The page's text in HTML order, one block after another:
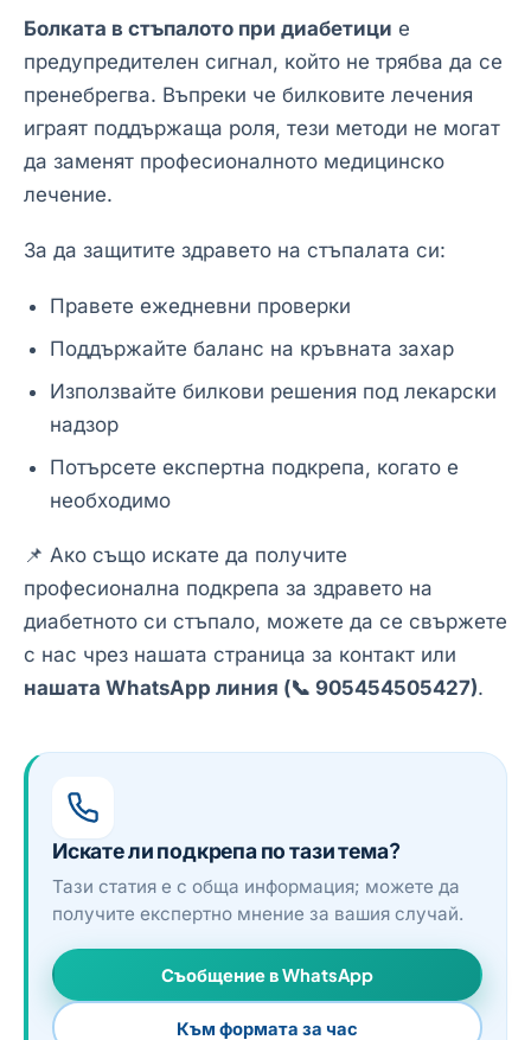
Болката в стъпалото при диабетици е
предупредителен сигнал, който не трябва да се
пренебрегва. Въпреки че билковите лечения
играят поддържаща роля, тези методи не могат
да заменят професионалното медицинско
лечение.
За да защитите здравето на стъпалата си:
Правете ежедневни проверки
Поддържайте баланс на кръвната захар
Използвайте билкови решения под лекарски
надзор
Потърсете експертна подкрепа, когато е
необходимо
📌 Ако също искате да получите
професионална подкрепа за здравето на
диабетното си стъпало, можете да се свържете
с нас чрез нашата страница за контакт или
нашата WhatsApp линия (📞 905454505427).
Искате ли подкрепа по тази тема?
Тази статия е с обща информация; можете да
получите експертно мнение за вашия случай.
Съобщение в WhatsApp
Към формата за час